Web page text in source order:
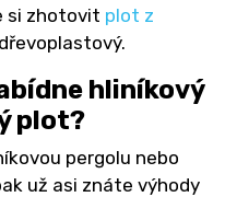
si zhotovit plot z
hliníkový
plot?
pergolu nebo
už asi znáte výhody